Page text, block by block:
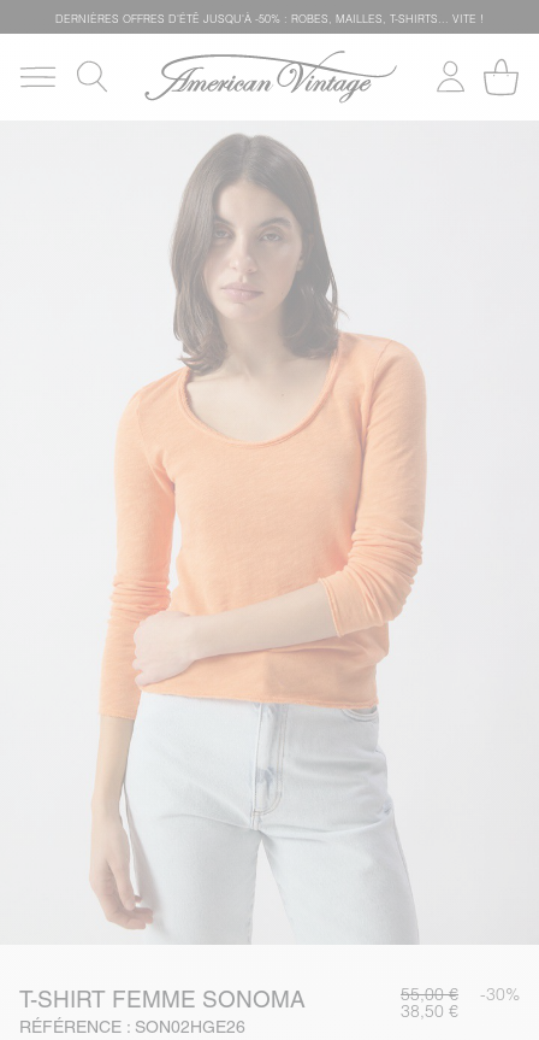
DERNIÈRES OFFRES D'ÉTÊ JUSQU'À -50% : ROBES, MAILLES, T-SHIRTS... VITE !
T-SHIRT FEMME SONOMA
RÉFÉRENCE : SON02HGE26
55,00 € -30%
38,50 €